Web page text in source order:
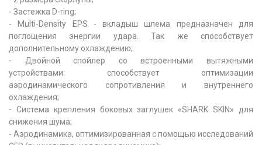
- Застежка D-ring;
- Multi-Density EPS - вкладыш шлема предназначен для
поглощения энергии удара. Так же способствует
дополнительному охлаждению;
- Двойной спойлер со встроенными вытяжными
устройствами: способствует оптимизации
аэродинамического сопротивления и внутреннего
охлаждения;
- Система крепления боковых заглушек «SHARK SKIN» для
снижения шума;
- Аэродинамика, оптимизированная с помощью исследований